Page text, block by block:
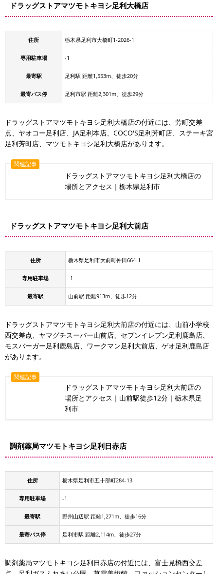
ドラッグストアマツモトキヨシ足利大橋店
住所 栃木県足利市大橋町1-2026-1
専用駐車場 -1
最寄駅 足利駅 距離1,553m、徒歩20分
最寄バス停 足利市駅 距離2,301m、徒歩29分
ドラッグストアマツモトキヨシ足利大橋店の付近には、芳町交差
点、ヤオコー足利店、JA足利本店、COCO'S足利芳町店、ステーキ宮
足利芳町店、マツモトキヨシ足利大橋店があります。
関連記事
ドラッグストアマツモトキヨシ足利大橋店の
場所とアクセス｜栃木県足利市
ドラッグストアマツモトキヨシ足利大前店
住所 栃木県足利市大前町仲田664-1
専用駐車場 -1
最寄駅 山前駅 距離913m、徒歩12分
ドラッグストアマツモトキヨシ足利大前店の付近には、山前小学校
西交差点、ヤマグチスーパー山前店、セブンイレブン足利鹿島店、
モスバーガー足利鹿島店、ワークマン足利大前店、ゲオ足利鹿島店
があります。
関連記事
ドラッグストアマツモトキヨシ足利大前店の
場所とアクセス｜山前駅徒歩12分｜栃木県足
利市
調剤薬局マツモトキヨシ足利日赤店
住所 栃木県足利市五十部町284-13
専用駐車場 -1
最寄駅 野州山辺駅 距離1,271m、徒歩16分
最寄バス停 足利市駅 距離2,114m、徒歩27分
調剤薬局マツモトキヨシ足利日赤店の付近には、富士見橋西交差